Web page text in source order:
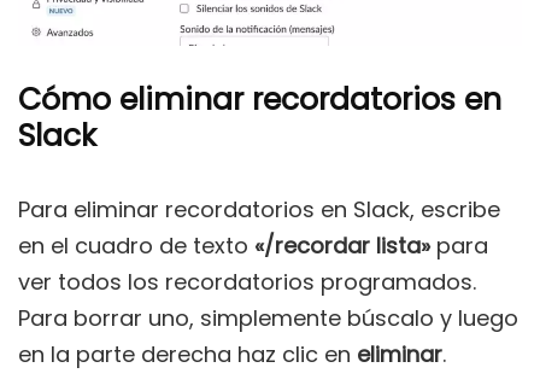
Cómo eliminar recordatorios en
Slack
Para eliminar recordatorios en Slack, escribe
en el cuadro de texto «/recordar lista»para
ver todos los recordatorios programados.
Para borrar uno, simplemente búscalo y luego
en la parte derecha haz clic en eliminar.